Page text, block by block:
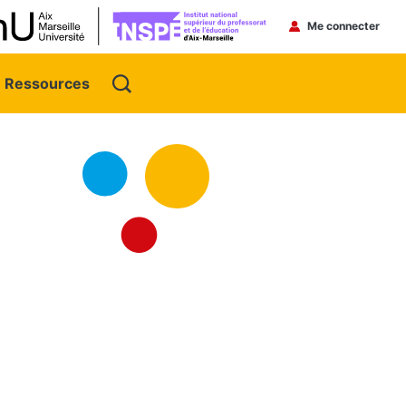
Menu
Me connecter
Ressources